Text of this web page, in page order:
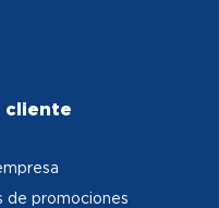
cliente
de promociones